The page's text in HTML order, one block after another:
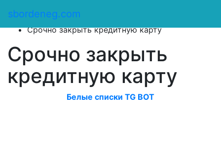
sbordeneg.com
Оказать помощь
Срочно закрыть кредитную карту
Срочно закрыть
кредитную карту
Белые списки TG BOT